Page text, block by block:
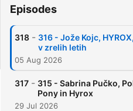
Episodes
318 - 316 - Jože Kojc,
v zrelih letih
05 Aug 2026
317 - 315 - Sabrina Pučko,
Pony in Hyrox
29 Jul 2026